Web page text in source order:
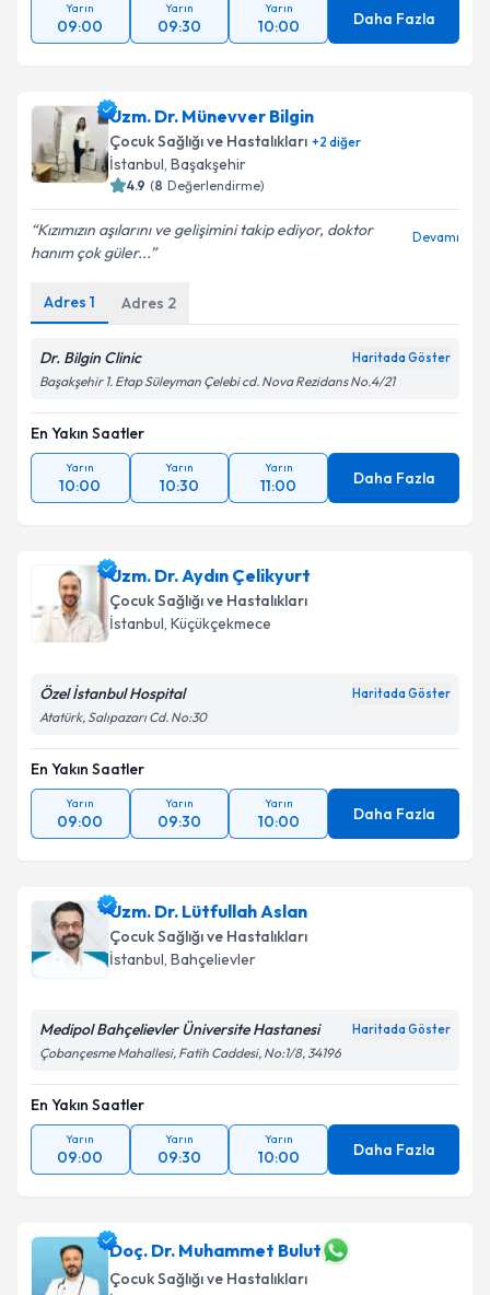
Yarın
09:00
Yarın
09:30
Yarın
10:00 Daha Fazla
Uzm. Dr. Münevver Bilgin
Çocuk Sağlığı ve Hastalıkları +2 diğer
İstanbul, Başakşehir
4.9 (8 Değerlendirme)
Kızımızın aşılarını ve gelişimini takip ediyor, doktor
hanım çok güler...
Devamı
Adres 1 Adres 2
Dr. Bilgin Clinic Haritada Göster
Başakşehir 1. Etap Süleyman Çelebi cd. Nova Rezidans No.4/21
En Yakın Saatler
Yarın
10:00
Yarın
10:30
Yarın
11:00 Daha Fazla
Uzm. Dr. Aydın Çelikyurt
Çocuk Sağlığı ve Hastalıkları
İstanbul, Küçükçekmece
Özel İstanbul Hospital Haritada Göster
Atatürk, Salıpazarı Cd. No:30
En Yakın Saatler
Yarın
09:00
Yarın
09:30
Yarın
10:00 Daha Fazla
Uzm. Dr. Lütfullah Aslan
Çocuk Sağlığı ve Hastalıkları
İstanbul, Bahçelievler
Medipol Bahçelievler Üniversite Hastanesi Haritada Göster
Çobançesme Mahallesi, Fatih Caddesi, No:1/8, 34196
En Yakın Saatler
Yarın
09:00
Yarın
09:30
Yarın
10:00 Daha Fazla
Doç. Dr. Muhammet Bulut
Çocuk Sağlığı ve Hastalıkları